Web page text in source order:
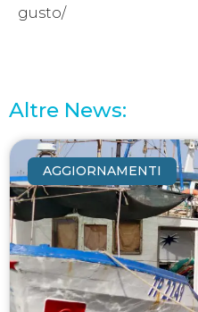
gusto/
Altre News:
AGGIORNAMENTI